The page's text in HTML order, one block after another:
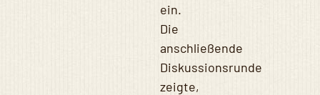
ein.
Die
anschließende
Diskussionsrunde
zeigte,